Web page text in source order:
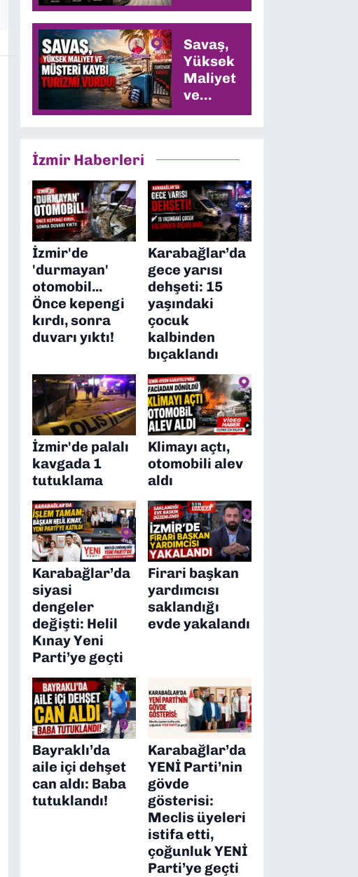
Savaş,
Yüksek
Maliyet
ve
Müşteri
Vurdu
İzmir Haberleri
İzmir'de
'durmayan'
otomobil...
Önce kepengi
kırdı, sonra
duvarı yıktı!
Karabağlar’da
gece yarısı
dehşeti: 15
yaşındaki
çocuk
kalbinden
bıçaklandı
İzmir'de palalı
kavgada 1
tutuklama
Klimayı açtı,
otomobili alev
aldı
Karabağlar’da
siyasi
dengeler
değişti: Helil
Kınay Yeni
Parti’ye geçti
Firari başkan
yardımcısı
saklandığı
evde yakalandı
Bayraklı’da
aile içi dehşet
can aldı: Baba
tutuklandı!
Karabağlar’da
YENİ Parti’nin
gövde
gösterisi:
Meclis üyeleri
istifa etti,
çoğunluk YENİ
Parti’ye geçti